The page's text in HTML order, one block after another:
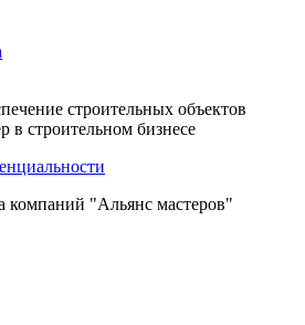
строительных объектов
в строительном бизнесе
компаний "Альянс мастеров"